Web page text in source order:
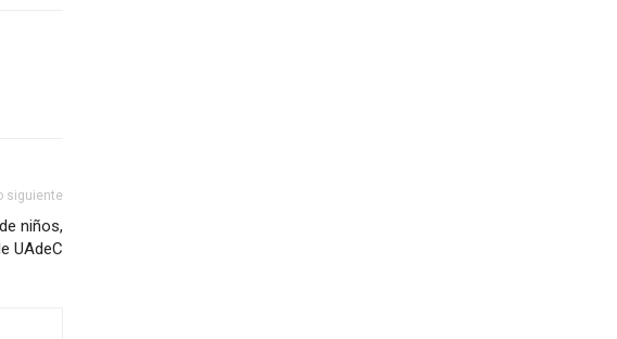
siguiente
niños,
UAdeC